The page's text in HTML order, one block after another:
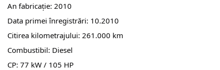
An fabricație: 2010
Data primei înregistrări: 10.2010
Citirea kilometrajului: 261.000 km
Combustibil: Diesel
CP: 77 kW / 105 HP